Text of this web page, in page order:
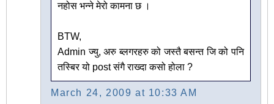
नहोस भन्ने मेरो कामना छ ।
BTW,
Admin ज्यु, अरु ब्लगरहरु को जस्तै बसन्त जि को पनि
तस्बिर यो post संगै राख्दा कसो होला ?
March 24, 2009 at 10:33 AM